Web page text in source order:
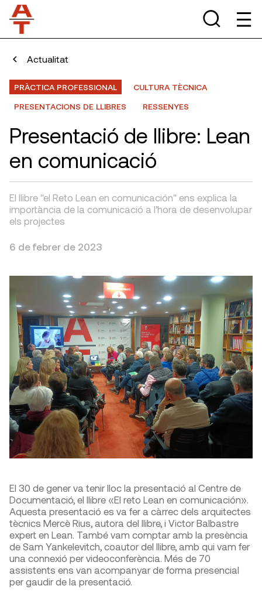
Actualitat
PRÀCTICA PROFESSIONAL
CULTURA TÈCNICA
PRESENTACIONS DE LLIBRES
RESSENYES
Presentació de llibre: Lean
en comunicació
El llibre "el Reto Lean en comunicación" ens explica la
importància de la comunicació a l’hora de desenvolupar
els projectes
6 de febrer de 2023
El 30 de gener va tenir lloc la presentació al Centre de
Documentació, el llibre «El reto Lean en comunicación».
Aquesta presentació es va fer a càrrec dels arquitectes
tècnics Mercè Rius, autora del llibre, i Victor Balbastre
expert en Lean. També vam comptar amb la presència
de Sam Yankelevitch, coautor del llibre, amb qui vam fer
una connexió per videoconferència. Més de 70
assistents ens van acompanyar de forma presencial
per gaudir de la presentació.